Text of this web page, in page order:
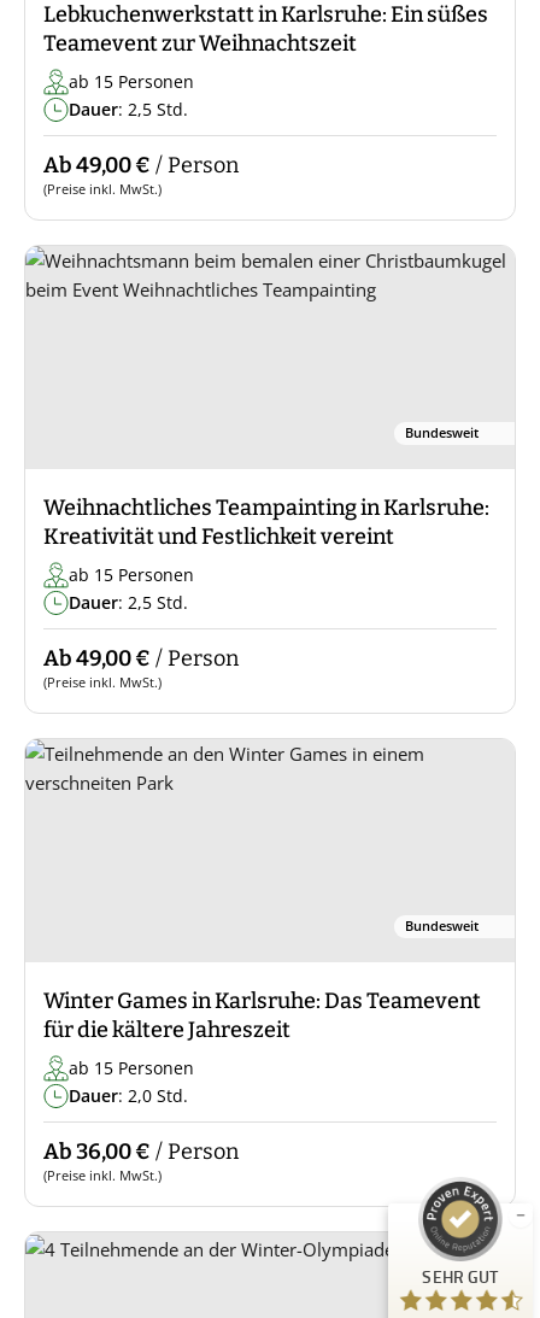
Lebkuchenwerkstatt in Karlsruhe: Ein süßes
Teamevent zur Weihnachtszeit
ab 15 Personen
Dauer: 2,5 Std.
Ab 49,00 € / Person
(Preise inkl. MwSt.)
Bundesweit
Weihnachtliches Teampainting in Karlsruhe:
Kreativität und Festlichkeit vereint
ab 15 Personen
Dauer: 2,5 Std.
Ab 49,00 € / Person
(Preise inkl. MwSt.)
Bundesweit
Winter Games in Karlsruhe: Das Teamevent
für die kältere Jahreszeit
ab 15 Personen
Dauer: 2,0 Std.
Ab 36,00 € / Person
(Preise inkl. MwSt.)
SEHR GUT
Empfehlungen auf
ProvenExpert.com
23
Bewertungen auf ProvenExpert.com